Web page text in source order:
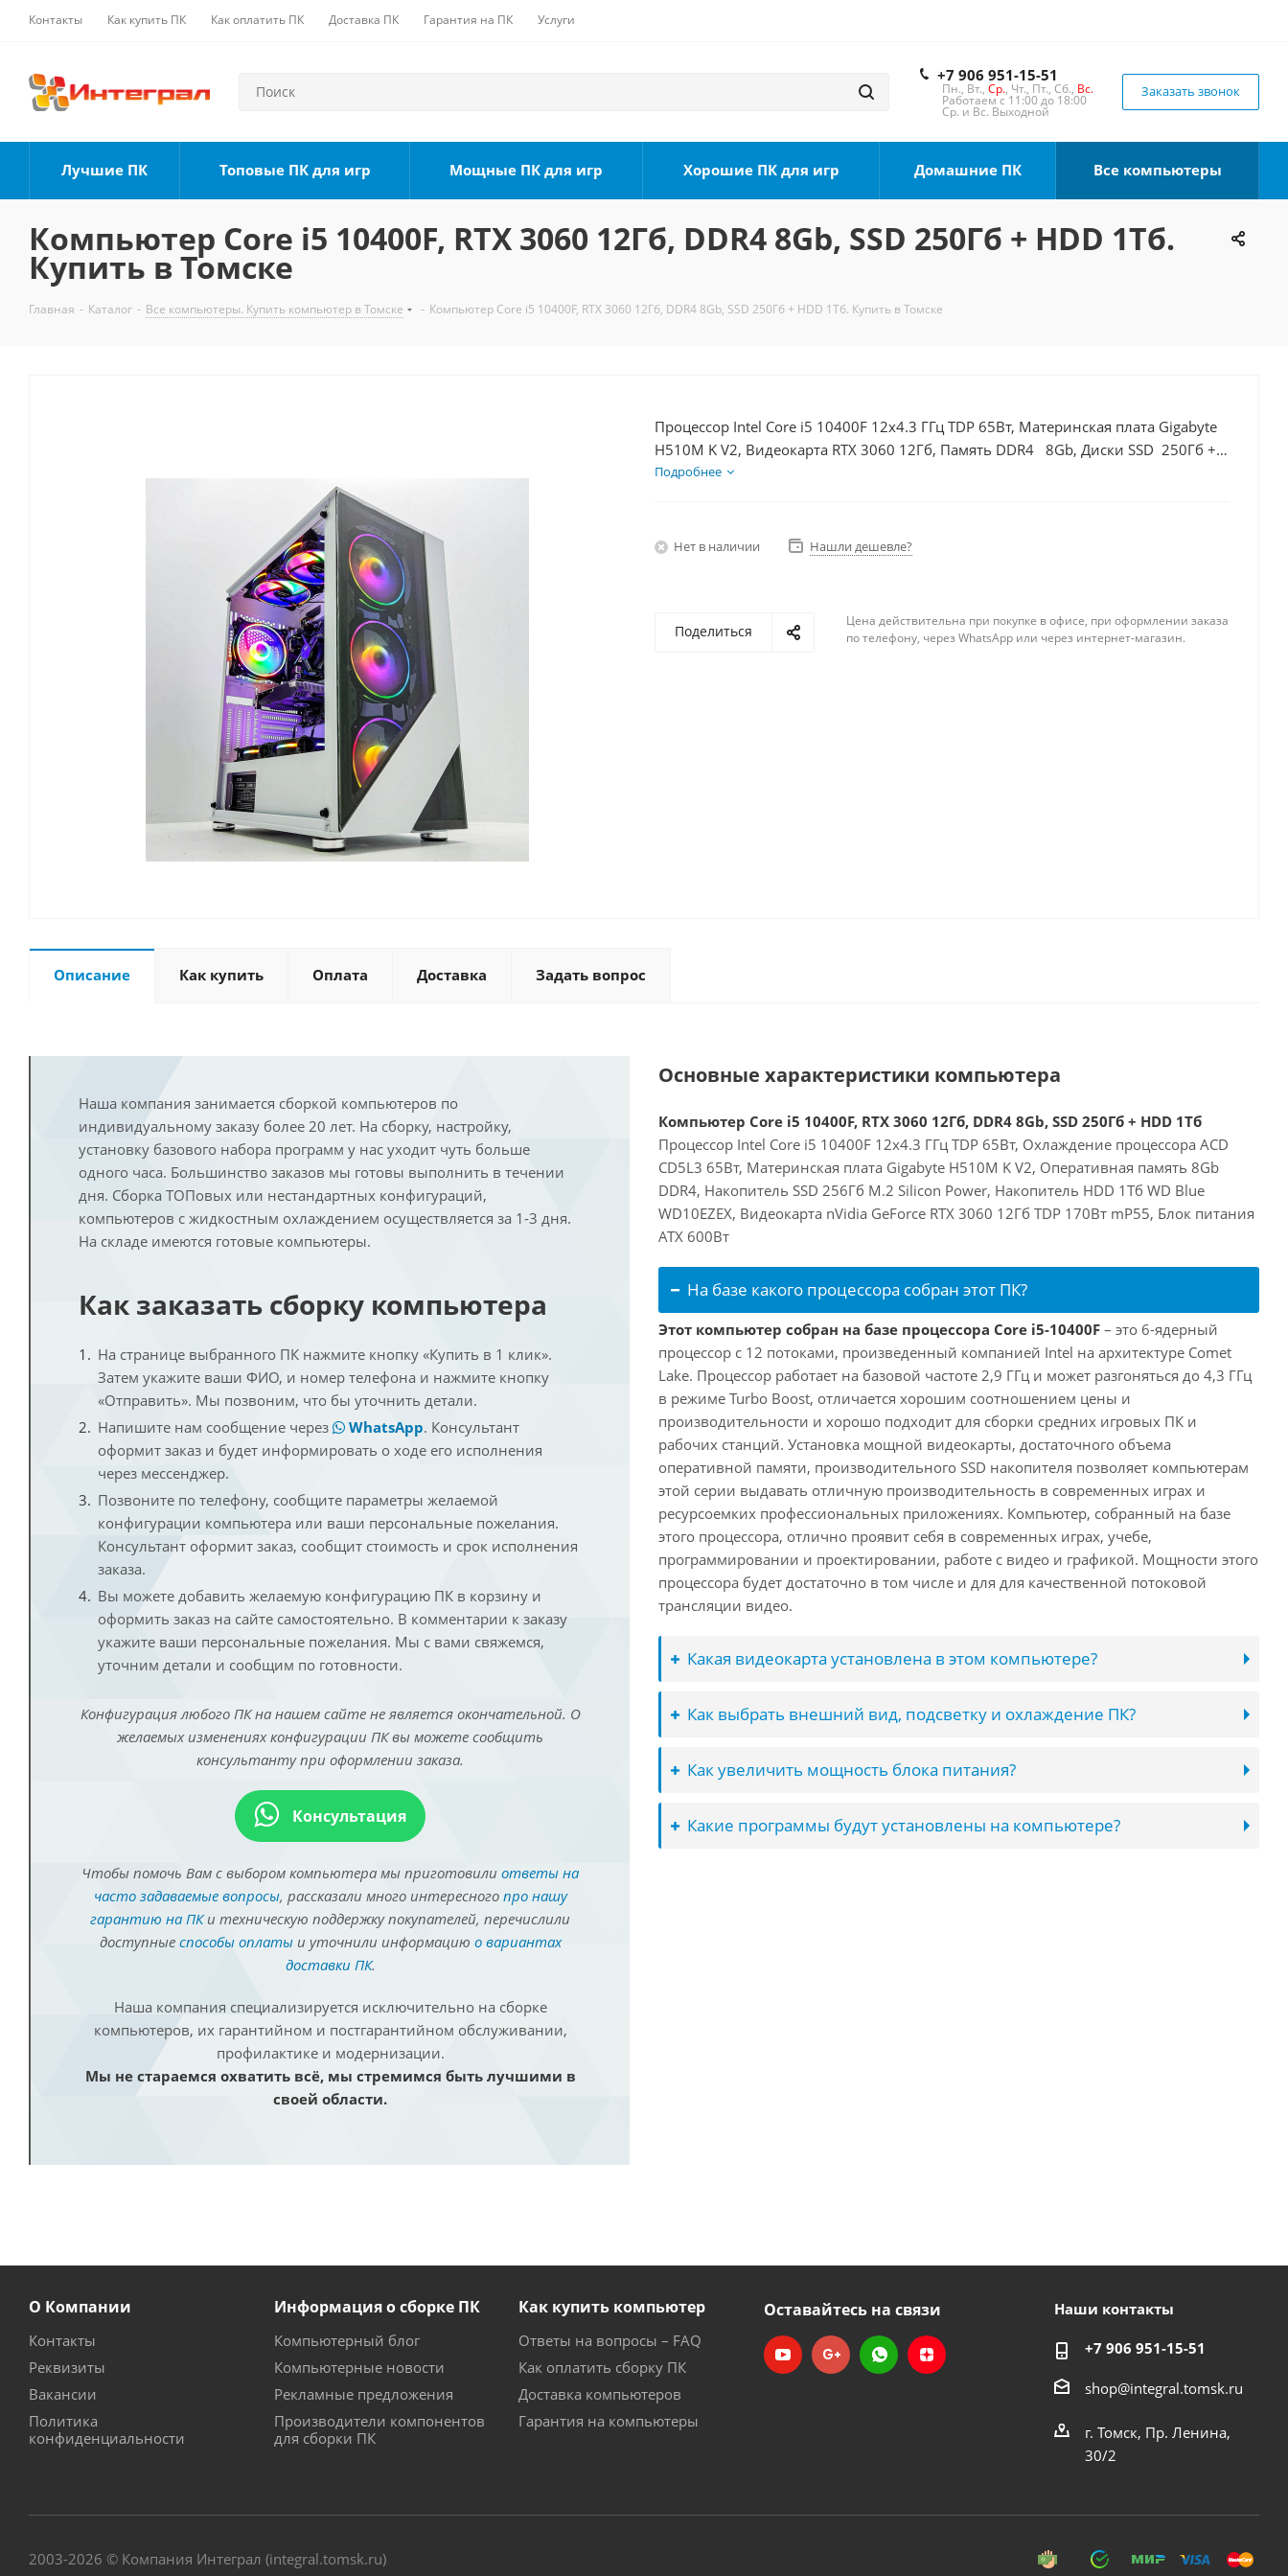
Контакты Как купить ПК Как оплатить ПК Доставка ПК Гарантия на ПК Услуги
+7 906 951-15-51
Пн., Вт., Ср., Чт., Пт., Сб., Вс.
Работаем с 11:00 до 18:00
Ср. и Вс. Выходной
Заказать звонок
Лучшие ПК Топовые ПК для игр Мощные ПК для игр Хорошие ПК для игр Домашние ПК Все компьютеры
Компьютер Core i5 10400F, RTX 3060 12Гб, DDR4 8Gb, SSD 250Гб + HDD 1Тб.
Купить в Томске
Главная - Каталог - Все компьютеры. Купить компьютер в Томске - Компьютер Core i5 10400F, RTX 3060 12Гб, DDR4 8Gb, SSD 250Гб + HDD 1Тб. Купить в Томске
Процессор Intel Core i5 10400F 12x4.3 ГГц TDP 65Вт, Материнская плата Gigabyte
H510M K V2, Видеокарта RTX 3060 12Гб, Память DDR4 8Gb, Диски SSD 250Гб +
HDD 1Тб, БП 600Вт
Подробнее
Нет в наличии Нашли дешевле?
Поделиться
Цена действительна при покупке в офисе, при оформлении заказа
по телефону, через WhatsApp или через интернет-магазин.
Описание Как купить Оплата Доставка Задать вопрос
Наша компания занимается сборкой компьютеров по
индивидуальному заказу более 20 лет. На сборку, настройку,
установку базового набора программ у нас уходит чуть больше
одного часа. Большинство заказов мы готовы выполнить в течении
дня. Сборка ТОПовых или нестандартных конфигураций,
компьютеров с жидкостным охлаждением осуществляется за 1-3 дня.
На складе имеются готовые компьютеры.
Как заказать сборку компьютера
На странице выбранного ПК нажмите кнопку «Купить в 1 клик».
Затем укажите ваши ФИО, и номер телефона и нажмите кнопку
«Отправить». Мы позвоним, что бы уточнить детали.
Напишите нам сообщение через
WhatsApp. Консультант
оформит заказ и будет информировать о ходе его исполнения
через мессенджер.
Позвоните по телефону, сообщите параметры желаемой
конфигурации компьютера или ваши персональные пожелания.
Консультант оформит заказ, сообщит стоимость и срок исполнения
заказа.
Вы можете добавить желаемую конфигурацию ПК в корзину и
оформить заказ на сайте самостоятельно. В комментарии к заказу
укажите ваши персональные пожелания. Мы с вами свяжемся,
уточним детали и сообщим по готовности.
Конфигурация любого ПК на нашем сайте не является окончательной. О
желаемых изменениях конфигурации ПК вы можете сообщить
консультанту при оформлении заказа.
Консультация
Чтобы помочь Вам с выбором компьютера мы приготовили ответы на
часто задаваемые вопросы, рассказали много интересного про нашу
гарантию на ПКи техническую поддержку покупателей, перечислили
доступные способы оплатыи уточнили информацию о вариантах
доставки ПК.
Наша компания специализируется исключительно на сборке
компьютеров, их гарантийном и постгарантийном обслуживании,
профилактике и модернизации.
Мы не стараемся охватить всё, мы стремимся быть лучшими в
своей области.
Основные характеристики компьютера
Компьютер Core i5 10400F, RTX 3060 12Гб, DDR4 8Gb, SSD 250Гб + HDD 1Тб
Процессор Intel Core i5 10400F 12x4.3 ГГц TDP 65Вт, Охлаждение процессора ACD
CD5L3 65Вт, Материнская плата Gigabyte H510M K V2, Оперативная память 8Gb
DDR4, Накопитель SSD 256Гб M.2 Silicon Power, Накопитель HDD 1Тб WD Blue
WD10EZEX, Видеокарта nVidia GeForce RTX 3060 12Гб TDP 170Вт mP55, Блок питания
ATX 600Вт
На базе какого процессора собран этот ПК?
Этот компьютер собран на базе процессора Core i5-10400F – это 6-ядерный
процессор с 12 потоками, произведенный компанией Intel на архитектуре Comet
Lake. Процессор работает на базовой частоте 2,9 ГГц и может разгоняться до 4,3 ГГц
в режиме Turbo Boost, отличается хорошим соотношением цены и
производительности и хорошо подходит для сборки средних игровых ПК и
рабочих станций. Установка мощной видеокарты, достаточного объема
оперативной памяти, производительного SSD накопителя позволяет компьютерам
этой серии выдавать отличную производительность в современных играх и
ресурсоемких профессиональных приложениях. Компьютер, собранный на базе
этого процессора, отлично проявит себя в современных играх, учебе,
программировании и проектировании, работе с видео и графикой. Мощности этого
процессора будет достаточно в том числе и для для качественной потоковой
трансляции видео.
Какая видеокарта установлена в этом компьютере?
Как выбрать внешний вид, подсветку и охлаждение ПК?
Как увеличить мощность блока питания?
Какие программы будут установлены на компьютере?
О Компании
Контакты
Реквизиты
Вакансии
Политика
конфиденциальности
Информация о сборке ПК
Компьютерный блог
Компьютерные новости
Рекламные предложения
Производители компонентов
для сборки ПК
Как купить компьютер
Ответы на вопросы – FAQ
Как оплатить сборку ПК
Доставка компьютеров
Гарантия на компьютеры
Оставайтесь на связи Наши контакты
+7 906 951-15-51
shop@integral.tomsk.ru
г. Томск, Пр. Ленина,
30/2
2003-2026 © Компания Интеграл (integral.tomsk.ru)